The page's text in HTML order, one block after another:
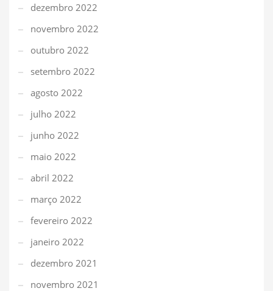
dezembro 2022
novembro 2022
outubro 2022
setembro 2022
agosto 2022
julho 2022
junho 2022
maio 2022
abril 2022
março 2022
fevereiro 2022
janeiro 2022
dezembro 2021
novembro 2021